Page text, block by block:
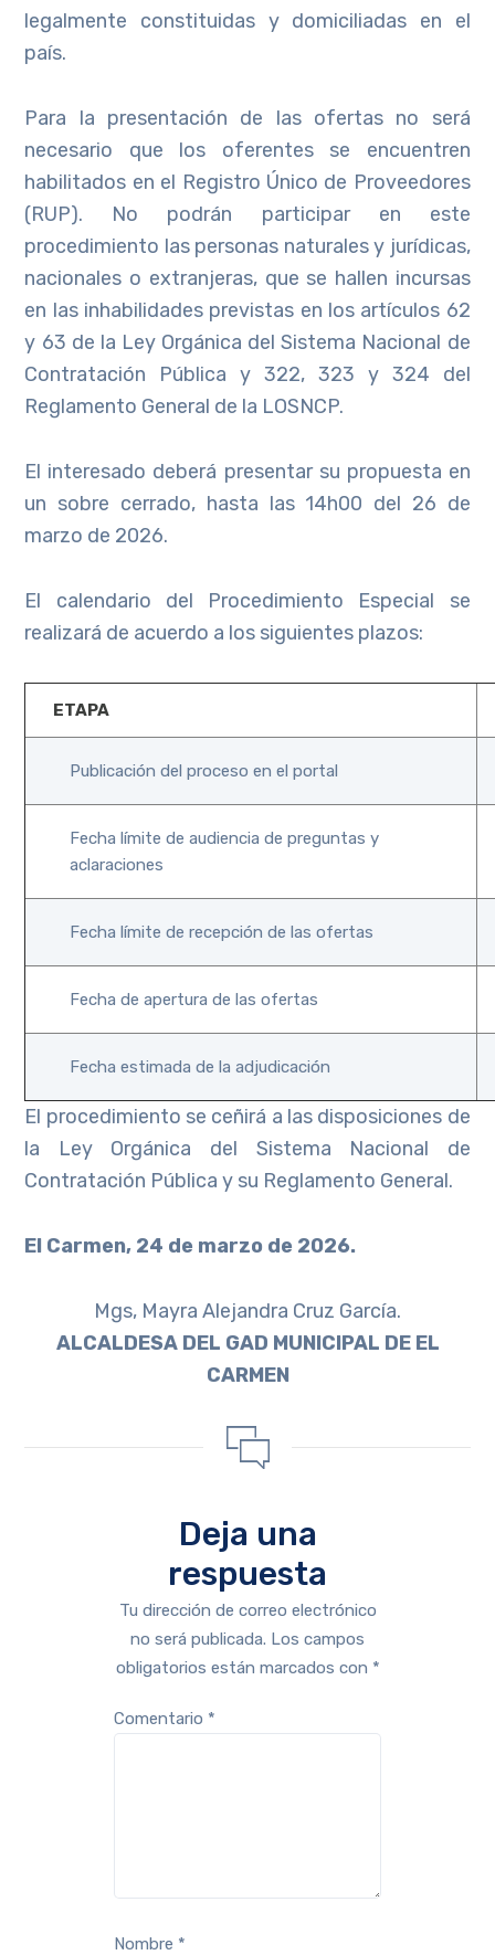
legalmente constituidas y domiciliadas en el
país.
Para la presentación de las ofertas no será
necesario que los oferentes se encuentren
habilitados en el Registro Único de Proveedores
(RUP). No podrán participar en este
procedimiento las personas naturales y jurídicas,
nacionales o extranjeras, que se hallen incursas
en las inhabilidades previstas en los artículos 62
y 63 de la Ley Orgánica del Sistema Nacional de
Contratación Pública y 322, 323 y 324 del
Reglamento General de la LOSNCP.
El interesado deberá presentar su propuesta en
un sobre cerrado, hasta las 14h00 del 26 de
marzo de 2026.
El calendario del Procedimiento Especial se
realizará de acuerdo a los siguientes plazos:
ETAPA
Publicación del proceso en el portal
Fecha límite de audiencia de preguntas y
aclaraciones
Fecha límite de recepción de las ofertas
Fecha de apertura de las ofertas
Fecha estimada de la adjudicación
El procedimiento se ceñirá a las disposiciones de
la Ley Orgánica del Sistema Nacional de
Contratación Pública y su Reglamento General.
El Carmen, 24 de marzo de 2026.
Mgs, Mayra Alejandra Cruz García.
ALCALDESA DEL GAD MUNICIPAL DE EL
CARMEN
Deja una
respuesta
Tu dirección de correo electrónico
no será publicada. Los campos
obligatorios están marcados con *
Comentario *
Nombre *